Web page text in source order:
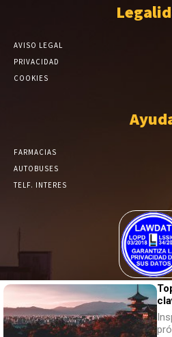
AVISO LEGAL
PRIVACIDAD
COOKIES
FARMACIAS
AUTOBUSES
TELF. INTERES
El Periódico de Yecla alcanza un
tratamiento de